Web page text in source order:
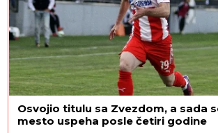
Osvojio titulu sa Zvezdom, a sada
mesto uspeha posle četiri godine